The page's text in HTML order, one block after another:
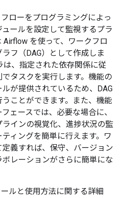
ローをプログラミングによっ
ールを設定して監視するプラ
Airflow を使って、ワークフロ
フ（DAG）として作成しま
は、指定された依存関係に従
タスクを実行します。機能の
が提供されているため、DAG
ことができます。また、機能
ェースでは、必要な場合に、
インの視覚化、進捗状況の監
ィングを簡単に行えます。ワ
義すれば、保守、バージョン
レーションがさらに簡単にな
ルと使用方法に関する詳細